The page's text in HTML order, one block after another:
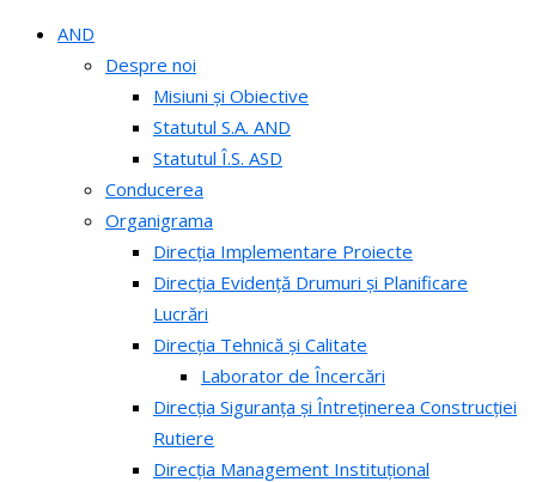
AND
Despre noi
Misiuni și Obiective
Statutul S.A. AND
Statutul Î.S. ASD
Conducerea
Organigrama
Direcția Implementare Proiecte
Direcția Evidență Drumuri și Planificare
Lucrări
Direcția Tehnică și Calitate
Laborator de Încercări
Direcția Siguranța și Întreținerea Construcției
Rutiere
Direcția Management Instituțional